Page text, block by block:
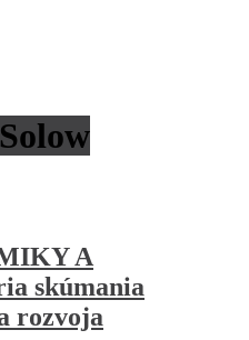
A
skúmania
rozvoja